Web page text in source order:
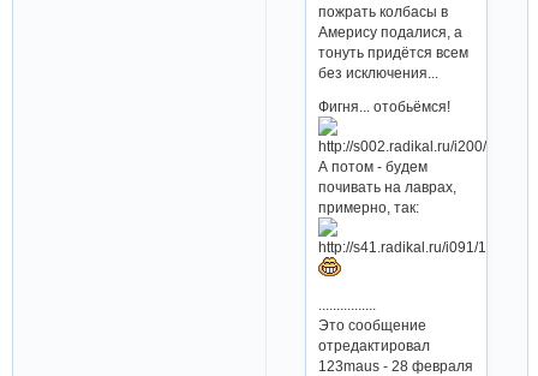
пожрать колбасы в
Амерису подалися, а
тонуть придётся всем
без исключения...
Фигня... отобьёмся!
А потом - будем
почивать на лаврах,
примерно, так:
Это сообщение
отредактировал
123maus - 28 февраля